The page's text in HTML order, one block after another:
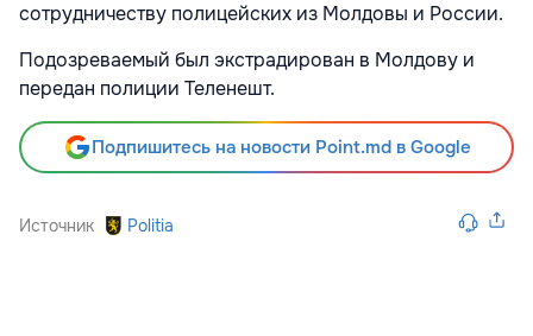
сотрудничеству полицейских из Молдовы и России.
Подозреваемый был экстрадирован в Молдову и
передан полиции Теленешт.
Подпишитесь на новости Point.md в Google
Источник Politia